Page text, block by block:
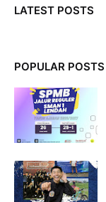
LATEST POSTS
POPULAR POSTS